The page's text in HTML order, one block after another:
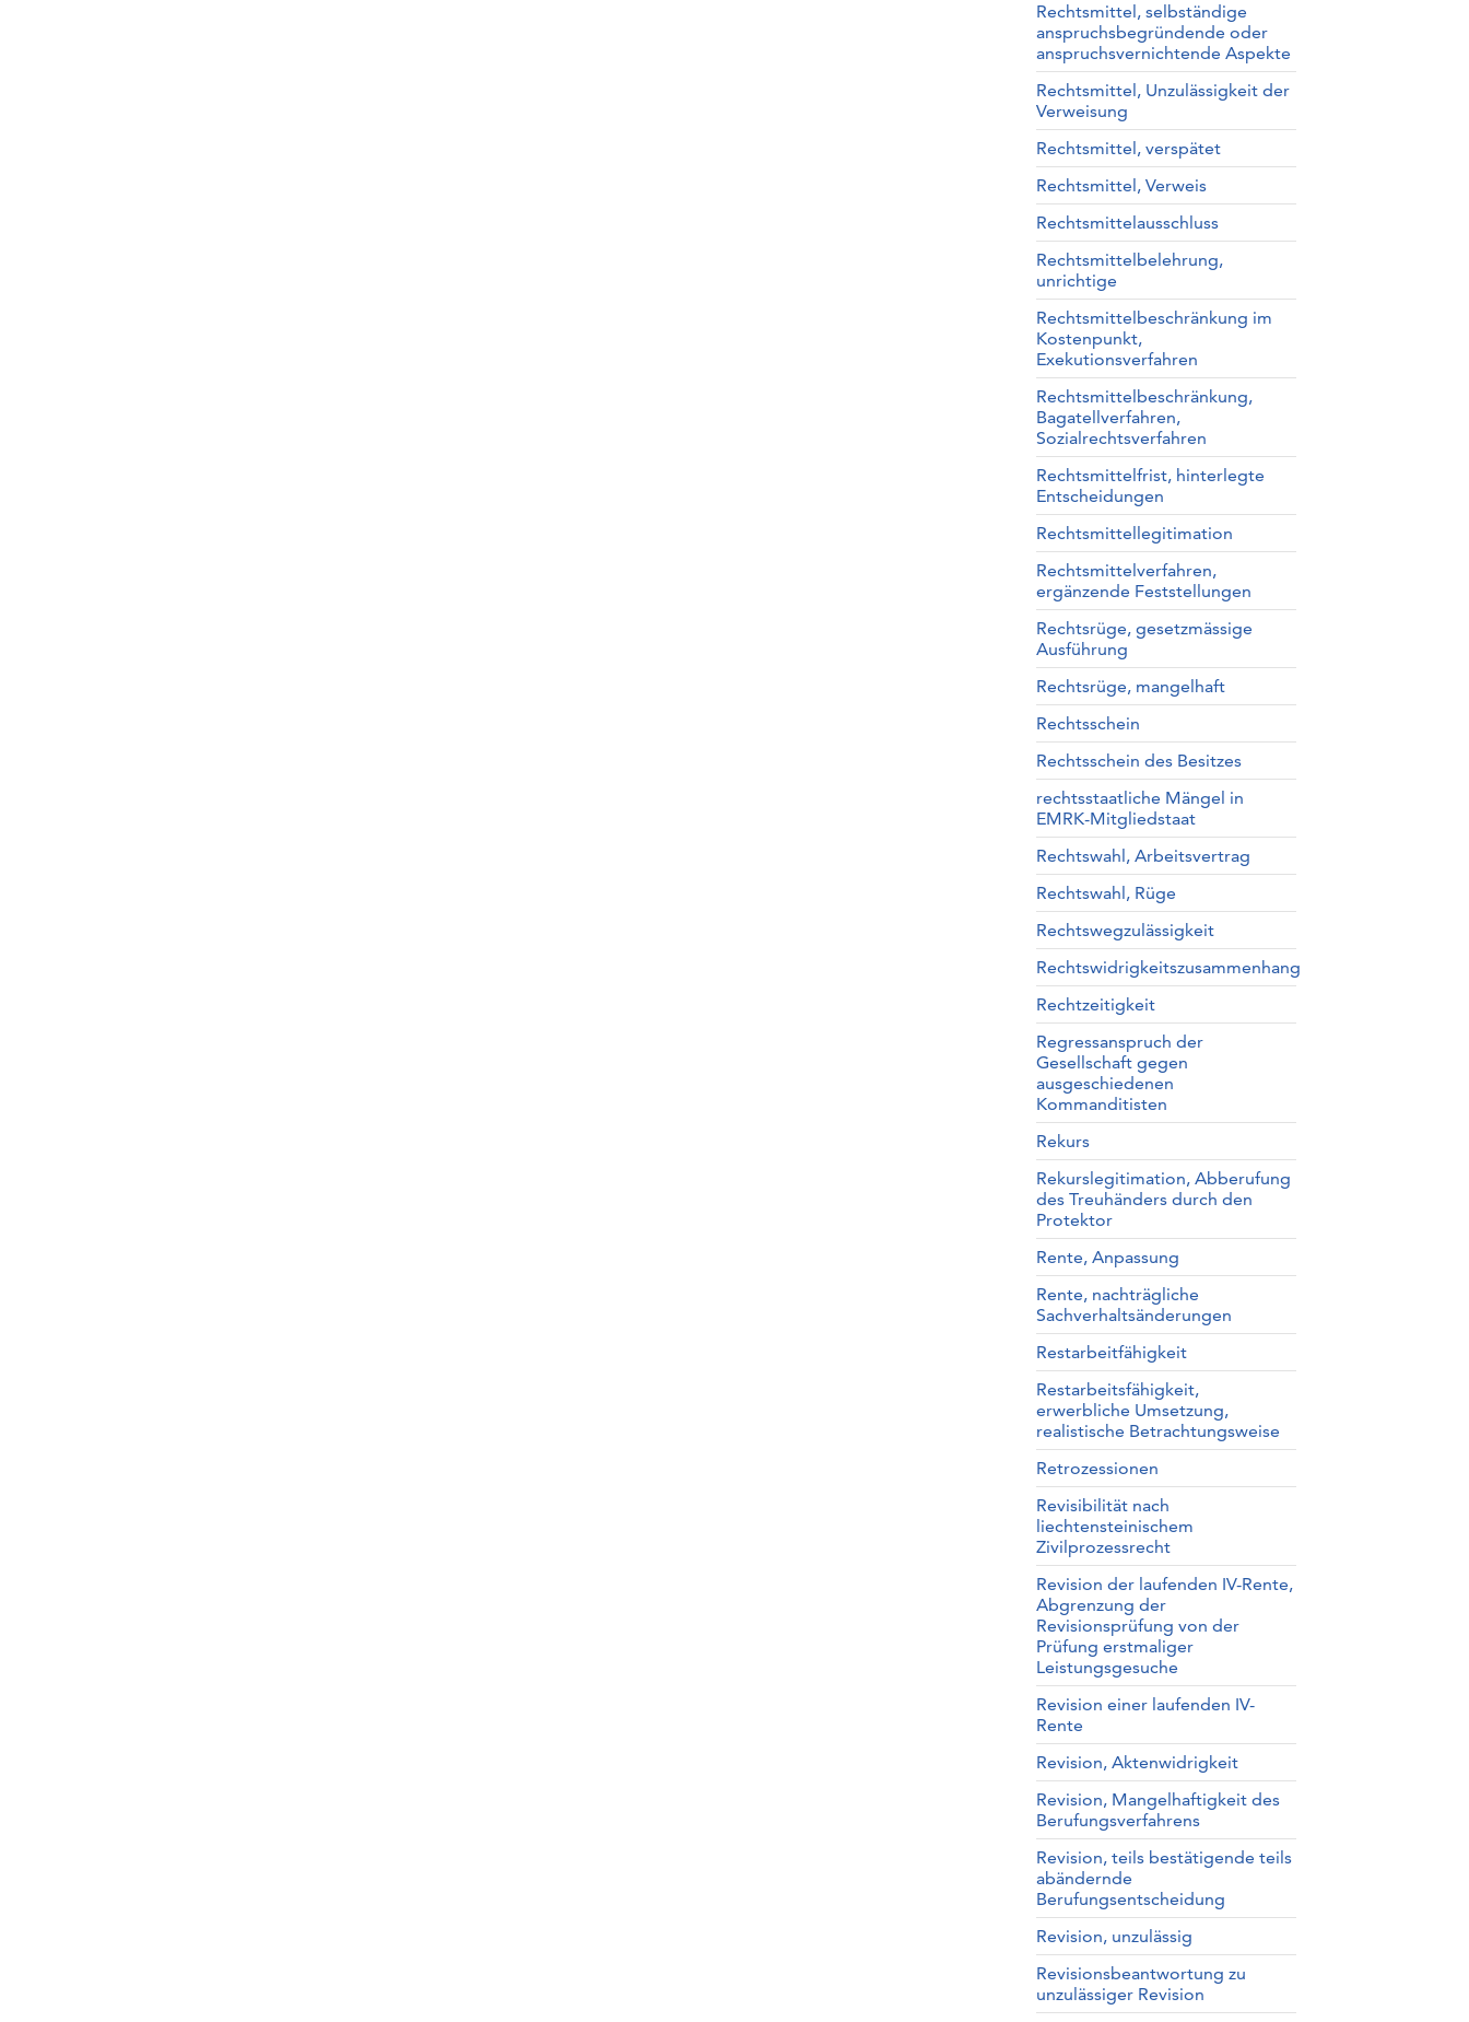
Rechtsmittel, selbständige
anspruchsbegründende oder
anspruchsvernichtende Aspekte
Rechtsmittel, Unzulässigkeit der
Verweisung
Rechtsmittel, verspätet
Rechtsmittel, Verweis
Rechtsmittelausschluss
Rechtsmittelbelehrung,
unrichtige
Rechtsmittelbeschränkung im
Kostenpunkt,
Exekutionsverfahren
Rechtsmittelbeschränkung,
Bagatellverfahren,
Sozialrechtsverfahren
Rechtsmittelfrist, hinterlegte
Entscheidungen
Rechtsmittellegitimation
Rechtsmittelverfahren,
ergänzende Feststellungen
Rechtsrüge, gesetzmässige
Ausführung
Rechtsrüge, mangelhaft
Rechtsschein
Rechtsschein des Besitzes
rechtsstaatliche Mängel in
EMRK-Mitgliedstaat
Rechtswahl, Arbeitsvertrag
Rechtswahl, Rüge
Rechtswegzulässigkeit
Rechtswidrigkeitszusammenhang
Rechtzeitigkeit
Regressanspruch der
Gesellschaft gegen
ausgeschiedenen
Kommanditisten
Rekurs
Rekurslegitimation, Abberufung
des Treuhänders durch den
Protektor
Rente, Anpassung
Rente, nachträgliche
Sachverhaltsänderungen
Restarbeitfähigkeit
Restarbeitsfähigkeit,
erwerbliche Umsetzung,
realistische Betrachtungsweise
Retrozessionen
Revisibilität nach
liechtensteinischem
Zivilprozessrecht
Revision der laufenden IV-Rente,
Abgrenzung der
Revisionsprüfung von der
Prüfung erstmaliger
Leistungsgesuche
Revision einer laufenden IV-
Rente
Revision, Aktenwidrigkeit
Revision, Mangelhaftigkeit des
Berufungsverfahrens
Revision, teils bestätigende teils
abändernde
Berufungsentscheidung
Revision, unzulässig
Revisionsbeantwortung zu
unzulässiger Revision